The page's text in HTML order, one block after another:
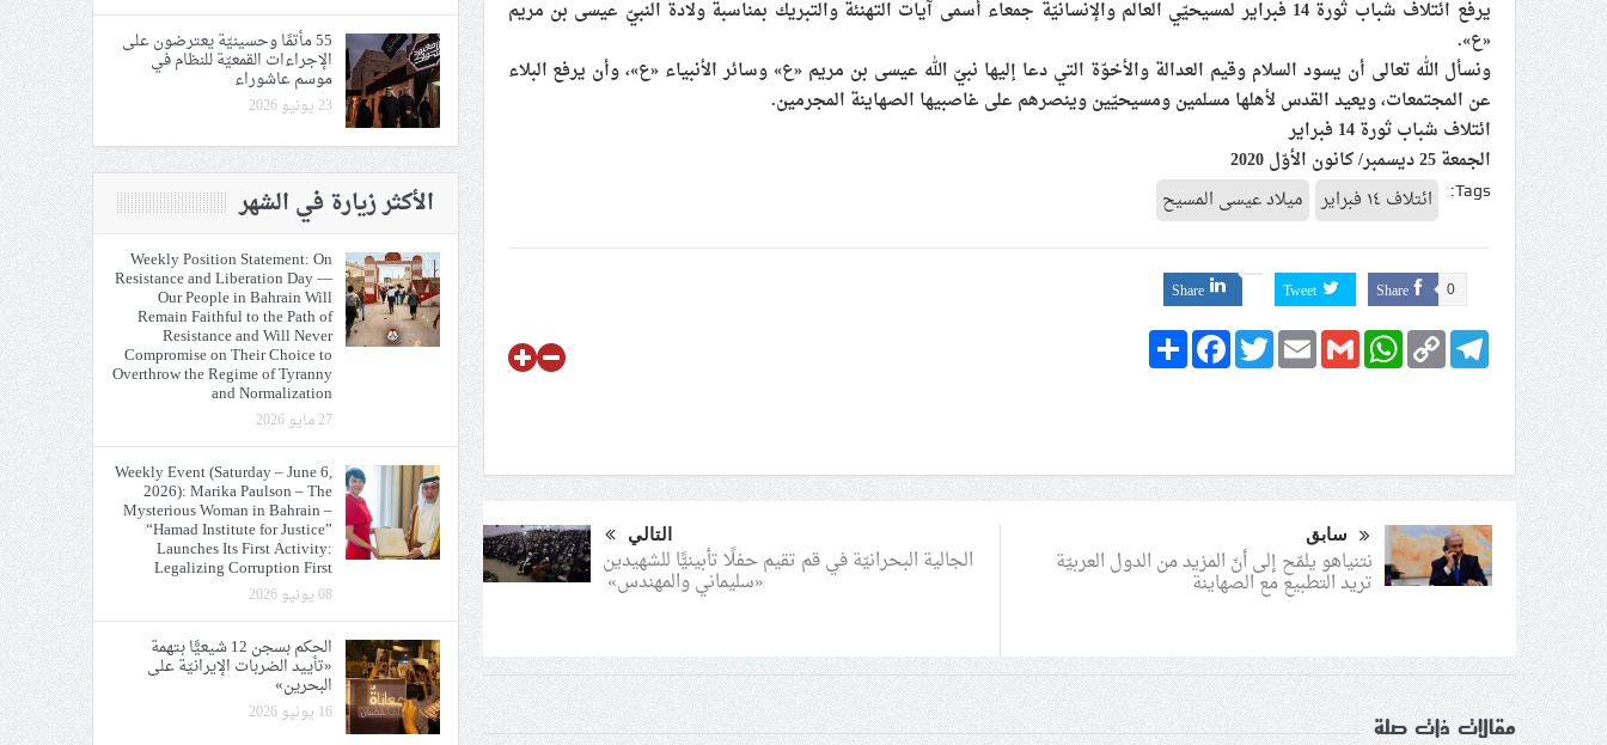
يرفع ائتلاف شباب ثورة 14 فبراير لمسيحيّي العالم والإنسانيّة جمعاء أسمى آيات التهنئة والتبريك بمناسبة ولادة النبيّ عيسى بن مريم
«ع».
ونسأل الله تعالى أن يسود السلام وقيم العدالة والأخوّة التي دعا إليها نبيّ الله عيسى بن مريم «ع» وسائر الأنبياء «ع»، وأن يرفع البلاء
عن المجتمعات، ويعيد القدس لأهلها مسلمين ومسيحيّين وينصرهم على غاصبيها الصهاينة المجرمين.
ائتلاف شباب ثورة 14 فبراير
الجمعة 25 ديسمبر/ كانون الأوّل 2020
Tags: ائتلاف ١٤ فبراير ميلاد عيسى المسيح
Share 0
Tweet
Share
Share
FacebookTwitterEmailGmail
WhatsApp Copy
Link
Telegram
سابق
نتنياهو يلمّح إلى أنّ المزيد من الدول العربيّة
تريد التطبيع مع الصهاينة
التالي
الجالية البحرانيّة في قم تقيم حفلًا تأبينيًّا للشهيدين
«سليماني والمهندس»
مقالات ذات صلة
55 مأتمًا وحسينيّة يعترضون على
الإجراءات القمعيّة للنظام في
موسم عاشوراء
23 يونيو 2026
الأكثر زيارة في الشهر
Weekly Position Statement: On
Resistance and Liberation Day —
Our People in Bahrain Will
Remain Faithful to the Path of
Resistance and Will Never
Compromise on Their Choice to
Overthrow the Regime of Tyranny
and Normalization
27 مايو 2026
Weekly Event (Saturday – June 6,
2026): Marika Paulson – The
Mysterious Woman in Bahrain –
“Hamad Institute for Justice”
Launches Its First Activity:
Legalizing Corruption First
08 يونيو 2026
الحكم بسجن 12 شيعيًّا بتهمة
«تأييد الضربات الإيرانيّة على
البحرين»
16 يونيو 2026